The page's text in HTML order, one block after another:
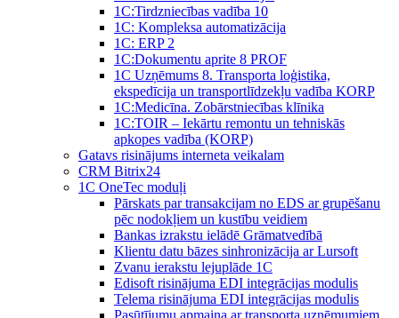
1C:Tirdzniecības vadība 10
1С: Kompleksa automatizācija
1C: ERP 2
1С:Dokumentu aprite 8 PROF
1C Uzņēmums 8. Transporta loģistika,
ekspedīcija un transportlīdzekļu vadība KORP
1C:Medicīna. Zobārstniecības klīnika
1C:TOIR – Iekārtu remontu un tehniskās
apkopes vadība (KORP)
Gatavs risinājums interneta veikalam
CRM Bitrix24
1С OneTec moduļi
Pārskats par transakcijam no EDS ar grupēšanu
pēc nodokļiem un kustību veidiem
Bankas izrakstu ielādē Grāmatvedībā
Klientu datu bāzes sinhronizācija ar Lursoft
Zvanu ierakstu lejuplāde 1C
Edisoft risinājuma EDI integrācijas modulis
Telema risinājuma EDI integrācijas modulis
Pasūtījumu apmaiņa ar transporta uzņēmumiem